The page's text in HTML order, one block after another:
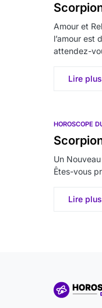
Amour et
l’amour est
attendez-
Lire plus
HOROSCOPE
Un
Êtes-vous
Lire plus